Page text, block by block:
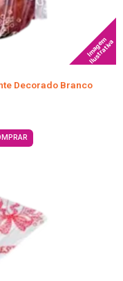
Imagem
Ilustrativa
Decorado Branco